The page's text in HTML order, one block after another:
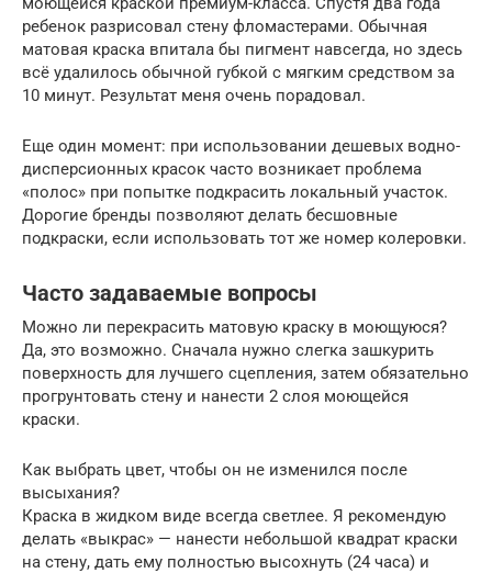
ребенок разрисовал стену фломастерами. Обычная
матовая краска впитала бы пигмент навсегда, но здесь
всё удалилось обычной губкой с мягким средством за
10 минут. Результат меня очень порадовал.
Еще один момент: при использовании дешевых водно-
дисперсионных красок часто возникает проблема
«полос» при попытке подкрасить локальный участок.
Дорогие бренды позволяют делать бесшовные
подкраски, если использовать тот же номер колеровки.
Часто задаваемые вопросы
Можно ли перекрасить матовую краску в моющуюся?
Да, это возможно. Сначала нужно слегка зашкурить
поверхность для лучшего сцепления, затем обязательно
прогрунтовать стену и нанести 2 слоя моющейся
краски.
Как выбрать цвет, чтобы он не изменился после
высыхания?
Краска в жидком виде всегда светлее. Я рекомендую
делать «выкрас» — нанести небольшой квадрат краски
на стену, дать ему полностью высохнуть (24 часа) и